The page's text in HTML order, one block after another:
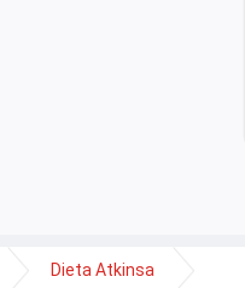
Dieta Atkinsa